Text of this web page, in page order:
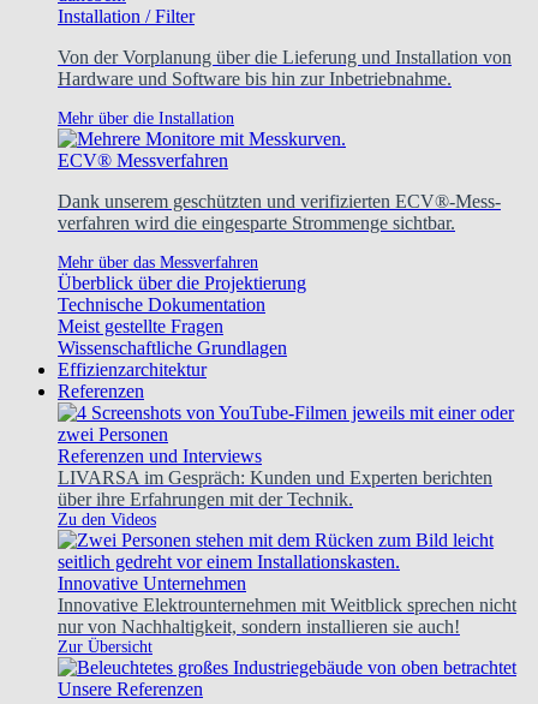
Installation / Filter
Von der Vorplanung über die Lieferung und Installation von
Hardware und Software bis hin zur Inbetriebnahme.
Mehr über die Installation
ECV® Messverfahren
Dank unserem geschützten und verifizierten ECV®-Mess-
verfahren wird die eingesparte Strommenge sichtbar.
Mehr über das Messverfahren
Überblick über die Projektierung
Technische Dokumentation
Meist gestellte Fragen
Wissenschaftliche Grundlagen
Effizienzarchitektur
Referenzen
Referenzen und Interviews
LIVARSA im Gespräch: Kunden und Experten berichten
über ihre Erfahrungen mit der Technik.
Zu den Videos
Innovative Unternehmen
Innovative Elektrounternehmen mit Weitblick sprechen nicht
nur von Nachhaltigkeit, sondern installieren sie auch!
Zur Übersicht
Unsere Referenzen